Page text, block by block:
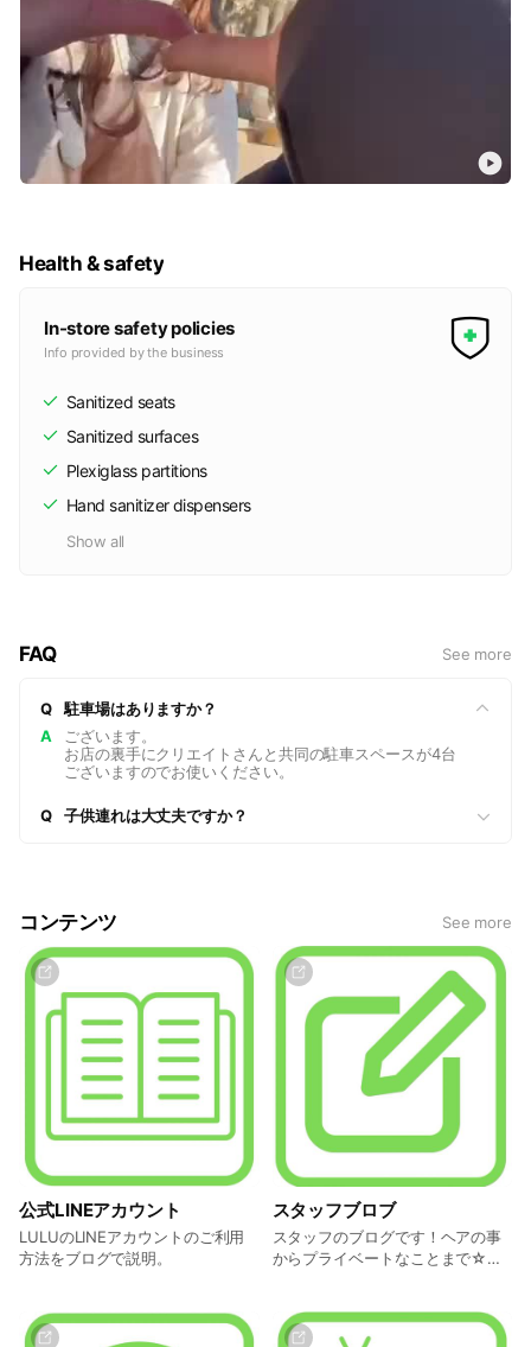
Health & safety
In-store safety policies
Info provided by the business
Sanitized seats
Sanitized surfaces
Plexiglass partitions
Hand sanitizer dispensers
Show all
FAQ See more
Q
駐車場はありますか？
A
ございます。
お店の裏手にクリエイトさんと共同の駐車スペースが4台
ございますのでお使いください。
Q 子供連れは大丈夫ですか？
コンテンツ See more
公式LINEアカウント
LULUのLINEアカウントのご利用
方法をブログで説明。
スタッフブロブ
スタッフのブログです！ヘアの事
からプライベートなことまで☆ぜ